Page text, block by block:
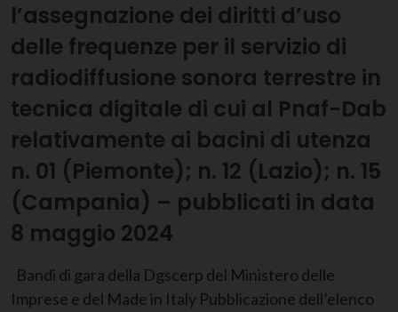
l’assegnazione dei diritti d’uso
delle frequenze per il servizio di
radiodiffusione sonora terrestre in
tecnica digitale di cui al Pnaf-Dab
relativamente ai bacini di utenza
n. 01 (Piemonte); n. 12 (Lazio); n. 15
(Campania) – pubblicati in data
8 maggio 2024
Bandi di gara della Dgscerp del Ministero delle
Imprese e del Made in Italy Pubblicazione dell’elenco